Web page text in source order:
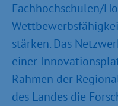
Fachhochschulen/
stärken. Das
einer
Rahmen der
des Landes die